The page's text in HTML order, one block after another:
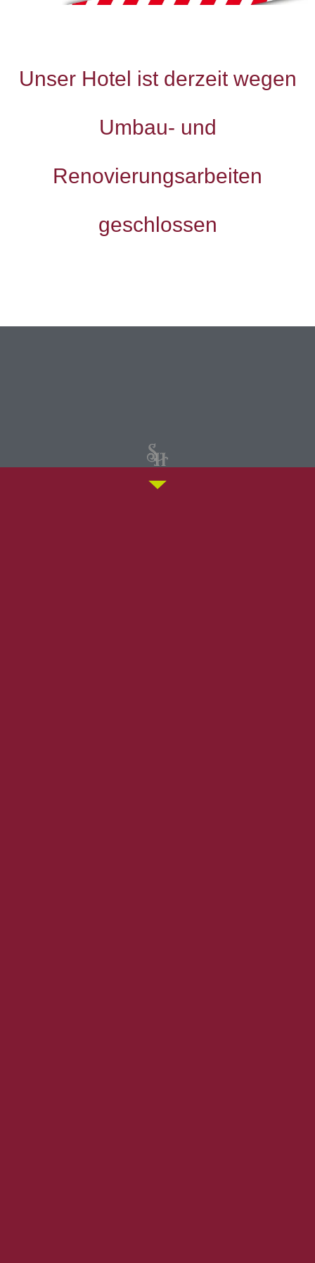
Unser Hotel ist derzeit wegen
Umbau- und
Renovierungsarbeiten
geschlossen